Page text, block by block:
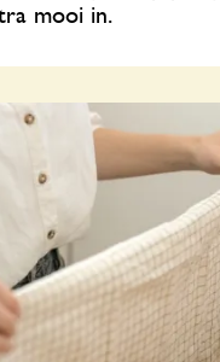
mooi in.